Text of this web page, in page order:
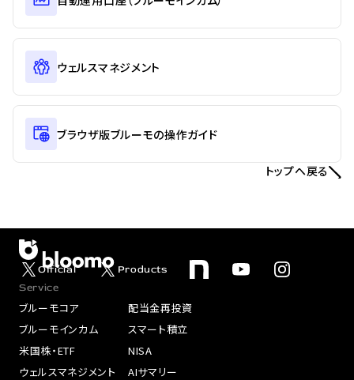
ウェルスマネジメント
ブラウザ版ブルーモの操作ガイド
トップへ戻る
Official
Products
Service
ブルーモコア
ブルーモインカム
米国株・ETF
ウェルスマネジメント
配当金再投資
スマート積立
NISA
AIサマリー